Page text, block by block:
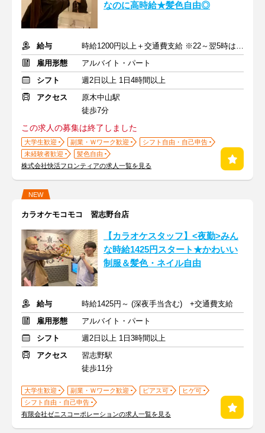
なのに高時給★髪色自由◎
給与
時給1200円以上＋交通費支給 ※22～翌5時は時給1500円
雇用形態
アルバイト・パート
シフト
週2日以上 1日4時間以上
アクセス
原木中山駅
徒歩7分
この求人の募集は終了しました
大学生歓迎 副業・Ｗワーク歓迎
シフト自由・自己申告
未経験者歓迎
髪色自由
株式会社快活フロンティアの求人一覧を見る
NEW
カラオケモコモコ 習志野台店
【カラオケスタッフ】<夜勤>みん
な時給1425円スタート★かわいい
制服＆髪色・ネイル自由
給与
時給1425円～ (深夜手当含む) +交通費支給
雇用形態
アルバイト・パート
シフト
週2日以上 1日3時間以上
アクセス
習志野駅
徒歩11分
大学生歓迎 副業・Ｗワーク歓迎 ピアス可
ヒゲ可
シフト自由・自己申告
有限会社ゼニスコーポレーションの求人一覧を見る